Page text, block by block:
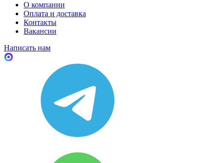
О компании
Оплата и доставка
Контакты
Вакансии
Написать нам